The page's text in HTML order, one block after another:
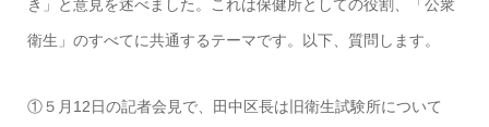
き」と意見を述べました。これは保健所としての役割、「公衆
衛生」のすべてに共通するテーマです。以下、質問します。
①５月12日の記者会見で、田中区長は旧衛生試験所について